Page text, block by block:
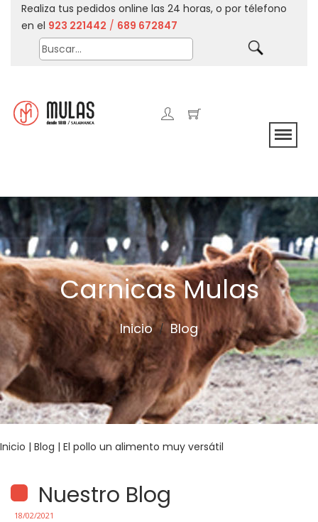
Realiza tus pedidos online las 24 horas, o por télefono
en el 923 221442 / 689 672847
Carnicas Mulas
Inicio / Blog
Inicio | Blog | El pollo un alimento muy versátil
Nuestro Blog
18/02/2021